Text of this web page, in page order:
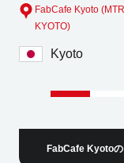
FabCafe Kyoto
KYOTO)
Kyoto
FabCafe Kyoto